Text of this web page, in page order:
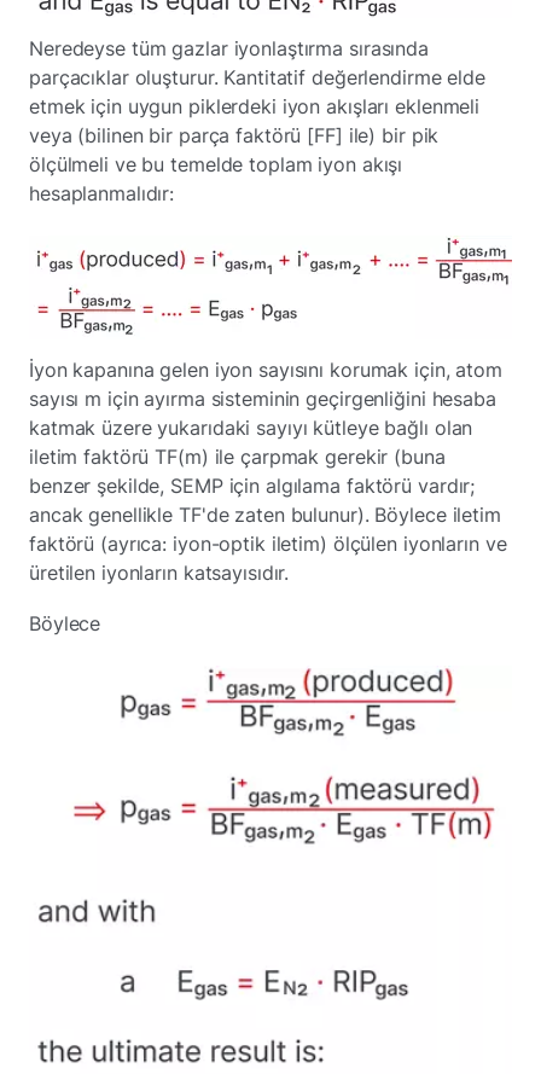
Neredeyse tüm gazlar iyonlaştırma sırasında
parçacıklar oluşturur. Kantitatif değerlendirme elde
etmek için uygun piklerdeki iyon akışları eklenmeli
veya (bilinen bir parça faktörü [FF] ile) bir pik
ölçülmeli ve bu temelde toplam iyon akışı
hesaplanmalıdır:
İyon kapanına gelen iyon sayısını korumak için, atom
sayısı m için ayırma sisteminin geçirgenliğini hesaba
katmak üzere yukarıdaki sayıyı kütleye bağlı olan
iletim faktörü TF(m) ile çarpmak gerekir (buna
benzer şekilde, SEMP için algılama faktörü vardır;
ancak genellikle TF'de zaten bulunur). Böylece iletim
faktörü (ayrıca: iyon-optik iletim) ölçülen iyonların ve
üretilen iyonların katsayısıdır.
Böylece